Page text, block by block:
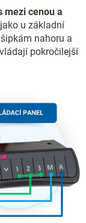
mezi cenou a
u základní
nahoru a
pokročilejší